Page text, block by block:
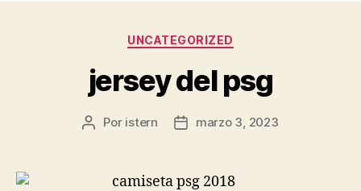
Categorías
UNCATEGORIZED
jersey del psg
Autor
entrada
Por istern
Fecha
entrada
marzo 3, 2023